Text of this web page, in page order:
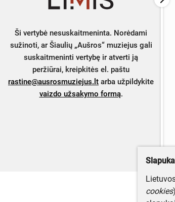
Ši vertybė nesuskaitmeninta. Norėdami
sužinoti, ar Šiaulių „Aušros“ muziejus gali
suskaitmeninti vertybę ir atverti ją
peržiūrai, kreipkitės el. paštu
rastine@ausrosmuziejus.lt arba užpildykite
vaizdo užsakymo formą.
cookies